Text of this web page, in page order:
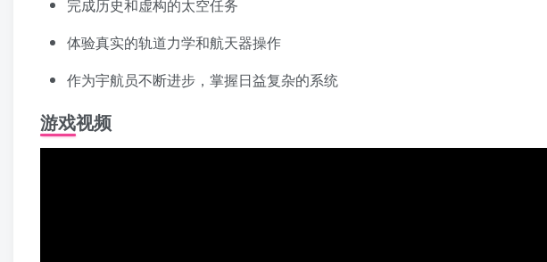
完成历史和虚构的太空任务
体验真实的轨道力学和航天器操作
作为宇航员不断进步，掌握日益复杂的系统
游戏视频